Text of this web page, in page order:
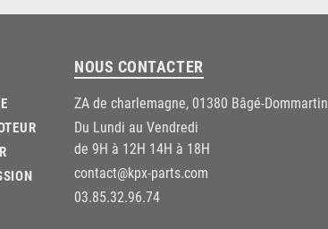
NOUS CONTACTER
ZA de charlemagne, 01380 Bâgé-Dommartin
Du Lundi au Vendredi
de 9H à 12H 14H à 18H
contact@kpx-parts.com
03.85.32.96.74